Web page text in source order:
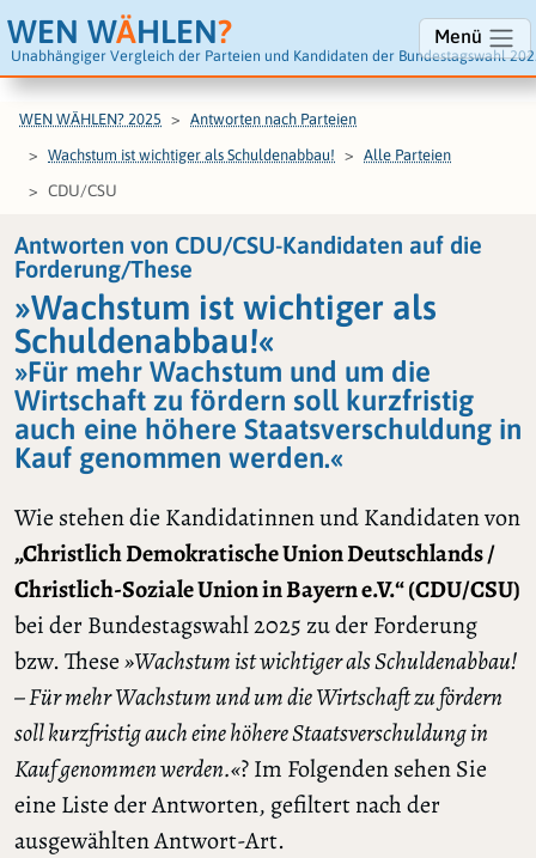
WEN WÄHLEN?
Unabhängiger Vergleich der Parteien und Kandidaten der Bundestagswahl
Menü
WEN WÄHLEN? 2025 Antworten nach Parteien
Wachstum ist wichtiger als Schuldenabbau! Alle Parteien
CDU/CSU
Antworten von CDU/CSU-Kandidaten auf die
Forderung/These
»Wachstum ist wichtiger als
Schuldenabbau!«
»Für mehr Wachstum und um die
Wirtschaft zu fördern soll kurzfristig
auch eine höhere Staatsverschuldung in
Kauf genommen werden.«
Wie stehen die Kandidatinnen und Kandidaten von
„Christlich Demokratische Union Deutschlands /
Christlich-Soziale Union in Bayern e.V.“ (CDU/CSU)
bei der Bundestagswahl 2025 zu der Forderung
bzw. These»Wachstum ist wichtiger als Schuldenabbau!
– Für mehr Wachstum und um die Wirtschaft zu fördern
soll kurzfristig auch eine höhere Staatsverschuldung in
Kauf genommen werden.«? Im Folgenden sehen Sie
eine Liste der Antworten, gefiltert nach der
ausgewählten Antwort-Art.